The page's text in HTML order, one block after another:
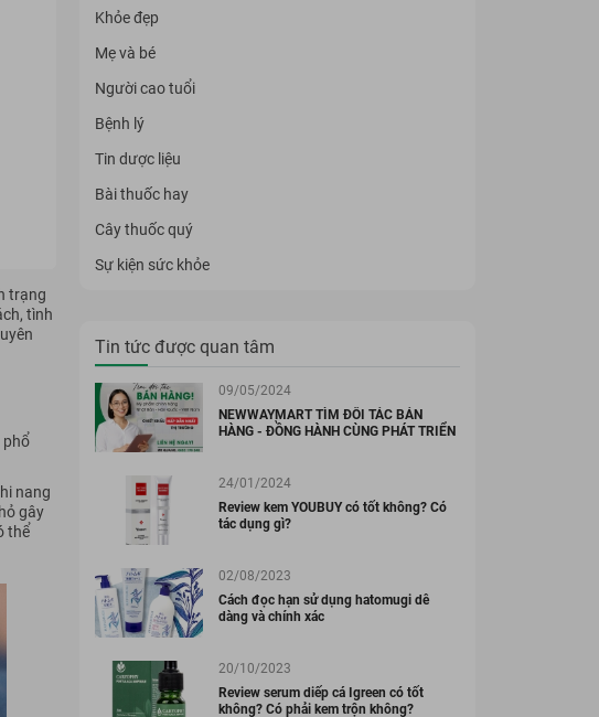
trạng
tình
phổ
nang
gây
thể
Khỏe đẹp
Mẹ và bé
Người cao tuổi
Bệnh lý
Tin dược liệu
Bài thuốc hay
Cây thuốc quý
Sự kiện sức khỏe
Tin tức được quan tâm
09/05/2024
NEWWAYMART TÌM ĐỐI TÁC BÁN
HÀNG - ĐỒNG HÀNH CÙNG PHÁT TRIỂN
24/01/2024
Review kem YOUBUY có tốt không? Có
tác dụng gì?
02/08/2023
Cách đọc hạn sử dụng hatomugi dễ
dàng và chính xác
20/10/2023
Review serum diếp cá Igreen có tốt
không? Có phải kem trộn không?